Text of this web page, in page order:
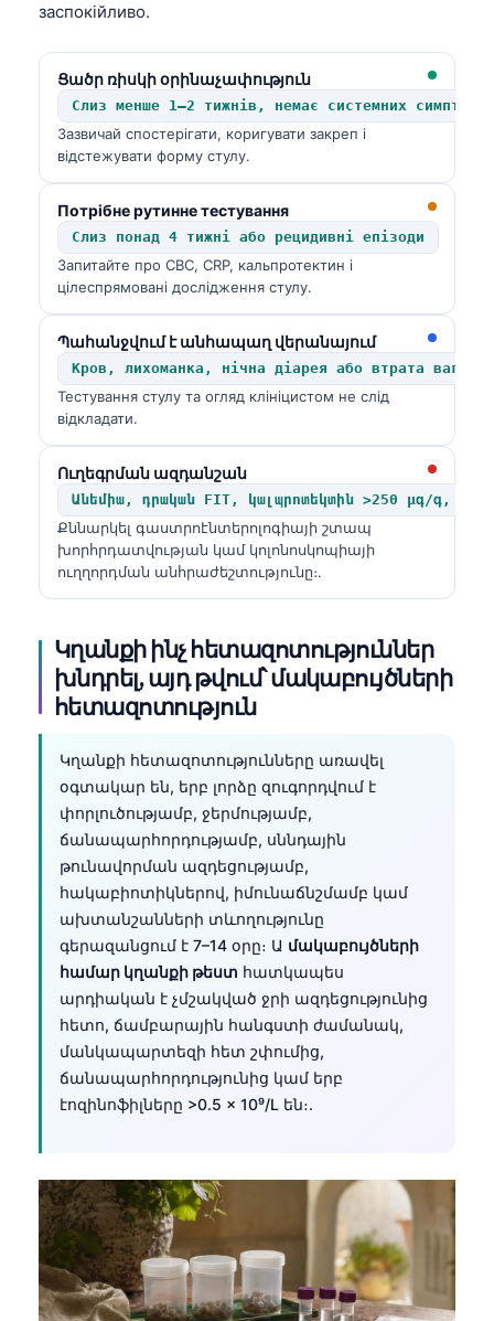
заспокійливо.
Ցածր ռիսկի օրինաչափություն
Слиз менше 1–2 тижнів, немає системних симптомів
Зазвичай спостерігати, коригувати закреп і
відстежувати форму стулу.
Потрібне рутинне тестування
Слиз понад 4 тижні або рецидивні епізоди
Запитайте про CBC, CRP, кальпротектин і
цілеспрямовані дослідження стулу.
Պահանջվում է անհապաղ վերանայում
Кров, лихоманка, нічна діарея або втрата ваги
Тестування стулу та огляд клініцистом не слід
відкладати.
Ուղեգրման ազդանշան
Անեմիա, դրական FIT, կալպրոտեկտին >250 µգ/գ,
Քննարկել գաստրոէնտերոլոգիայի շտապ
խորհրդատվության կամ կոլոնոսկոպիայի
ուղղորդման անհրաժեշտությունը։.
Կղանքի ինչ հետազոտություններ
խնդրել, այդ թվում՝ մակաբույծների
հետազոտություն
Կղանքի հետազոտությունները առավել
օգտակար են, երբ լորձը զուգորդվում է
փորլուծությամբ, ջերմությամբ,
ճանապարհորդությամբ, սննդային
թունավորման ազդեցությամբ,
հակաբիոտիկներով, իմունաճնշմամբ կամ
ախտանշանների տևողությունը
գերազանցում է 7–14 օրը։ Ա մակաբույծների
համար կղանքի թեստ հատկապես
արդիական է չմշակված ջրի ազդեցությունից
հետո, ճամբարային հանգստի ժամանակ,
մանկապարտեզի հետ շփումից,
ճանապարհորդությունից կամ երբ
էոզինոֆիլները >0.5 × 10⁹/L են։.
Tagalog
ไทย
ဗမာစာ
ភាសាខ្មែរ
አማርኛ
Українська
O‘zbekcha
Català
Қазақ тілі
Suomi
Hrvatski
Slovenčina
پښتو
سنڌي
සිංහල
অসমীয়া
Galego
Latviešu valoda
Македонски јазик
Euskara
Gàidhlig
العربية المغربية
Afrikaans
Монгол
ພາສາລາວ
Basa Jawa
Cebuano
ئۇيغۇرچە
Кыргызча
Татар теле
Беларуская мова
Esperanto
Frysk